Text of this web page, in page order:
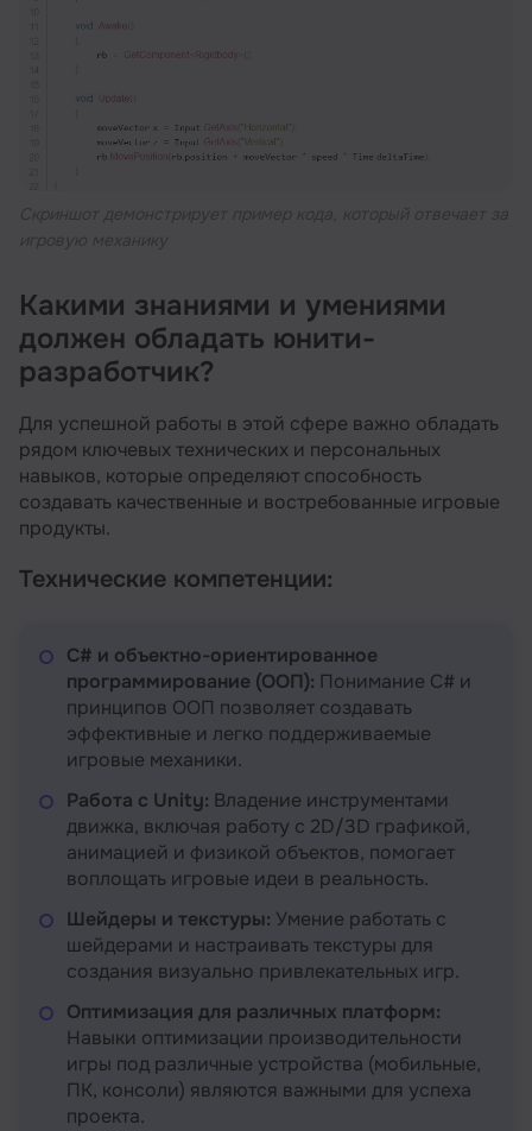
Какими знаниями и умениями
должен обладать юнити-
разработчик?
Для успешной работы в этой сфере важно обладать
рядом ключевых технических и персональных
навыков, которые определяют способность
создавать качественные и востребованные игровые
продукты.
Технические компетенции:
C# и объектно-ориентированное
программирование (ООП): Понимание C# и
принципов ООП позволяет создавать
эффективные и легко поддерживаемые
игровые механики.
Работа с Unity: Владение инструментами
движка, включая работу с 2D/3D графикой,
анимацией и физикой объектов, помогает
воплощать игровые идеи в реальность.
Шейдеры и текстуры: Умение работать с
шейдерами и настраивать текстуры для
создания визуально привлекательных игр.
Оптимизация для различных платформ:
Навыки оптимизации производительности
игры под различные устройства (мобильные,
ПК, консоли) являются важными для успеха
проекта.